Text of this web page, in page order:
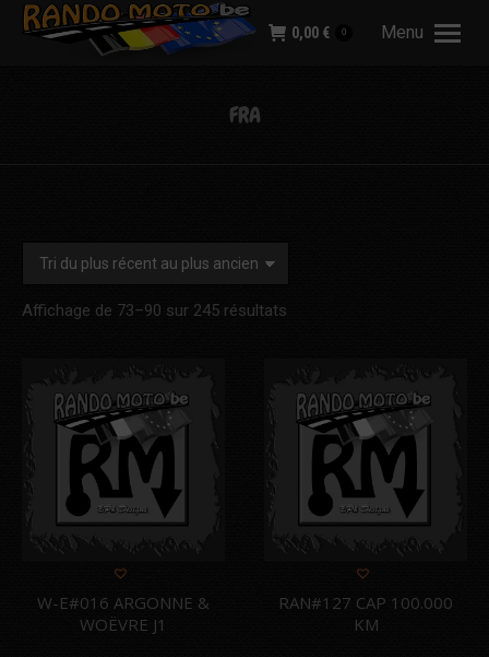
Menu
0,00 € 0
FRA
Affichage de 73–90 sur 245 résultats
plus
récent
au
ancien
W-E#016 ARGONNE &
WOËVRE J1
RAN#127 CAP 100.000
KM